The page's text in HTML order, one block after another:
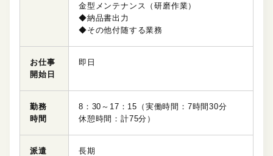
金型メンテナンス（研磨作業）
◆納品書出力
◆その他付随する業務
お仕事
開始日
即日
勤務
時間
8：30～17：15（実働時間：7時間30分
休憩時間：計75分）
派遣
長期